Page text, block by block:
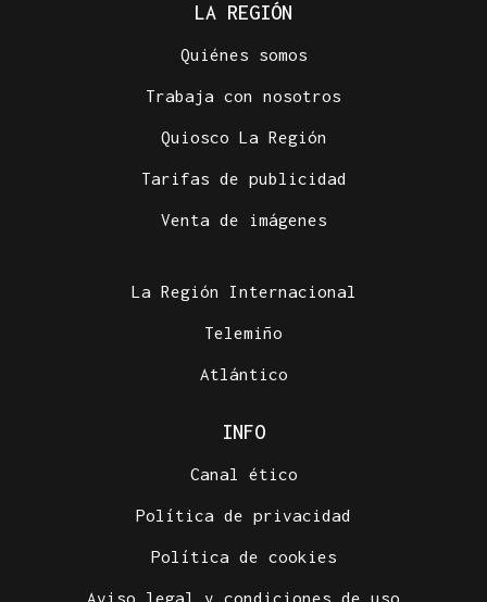
LA REGIÓN
Quiénes somos
Trabaja con nosotros
Quiosco La Región
Tarifas de publicidad
Venta de imágenes
La Región Internacional
Telemiño
Atlántico
INFO
Canal ético
Política de privacidad
Política de cookies
Aviso legal y condiciones de uso